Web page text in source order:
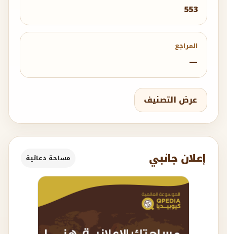
553
المراجع
—
عرض التصنيف
إعلان جانبي مساحة دعائية